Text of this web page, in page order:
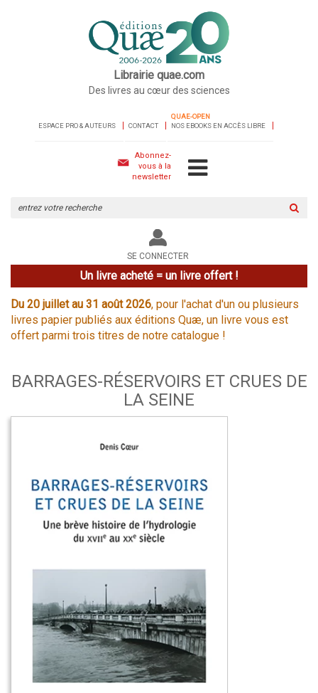
Librairie quae.com
Des livres au cœur des sciences
ESPACE PRO & AUTEURS CONTACT
QUAE-OPEN
NOS EBOOKS EN ACCÈS LIBRE
Abonnez-
vous à la
newsletter
le
site
SE CONNECTER
Un livre acheté = un livre offert !
Du 20 juillet au 31 août 2026, pour l'achat d'un ou plusieurs
livres papier publiés aux éditions Quæ, un livre vous est
offert parmi trois titres de notre catalogue !
BARRAGES-RÉSERVOIRS ET CRUES DE
LA SEINE